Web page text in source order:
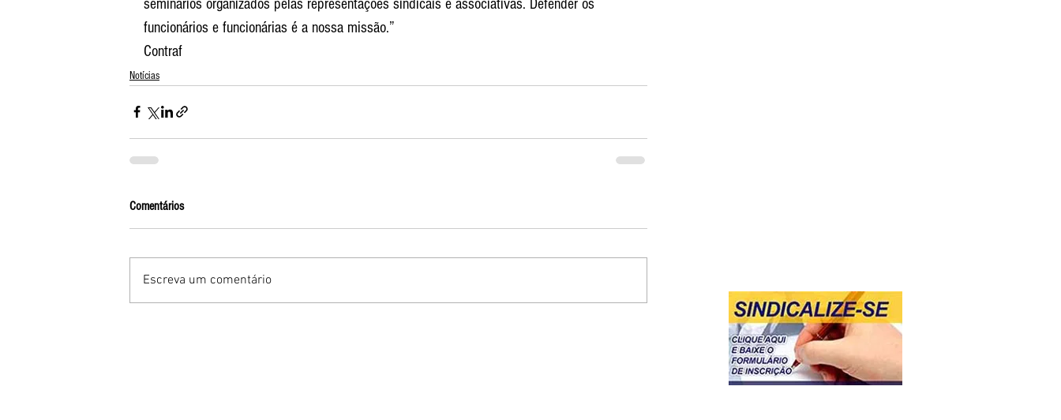
seminários organizados pelas representações sindicais e associativas. Defender os
funcionários e funcionárias é a nossa missão.”
Contraf
Notícias
Comentários
Escreva um comentário